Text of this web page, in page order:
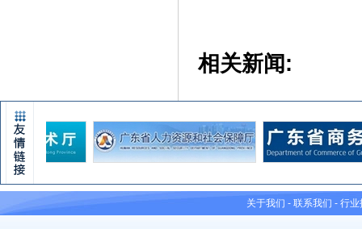
相关新闻:
关于我们 - 联系我们 - 行业